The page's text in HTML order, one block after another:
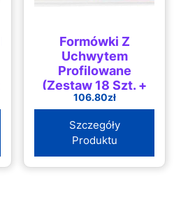
Formówki Z
Uchwytem
Profilowane
(Zestaw 18 Szt. +
Md-Ring) / 0,035
106.80zł
Szczegóły
Produktu